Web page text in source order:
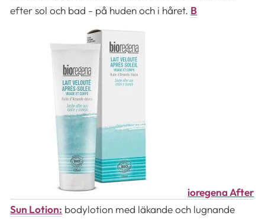
efter sol och bad - på huden och i håret. B
ioregena After
Sun Lotion: bodylotion med läkande och lugnande